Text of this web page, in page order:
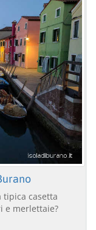
casetta
e merlettaie?